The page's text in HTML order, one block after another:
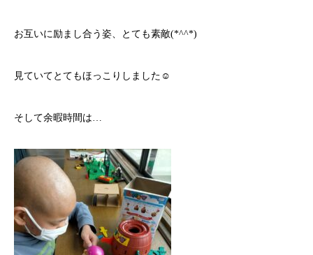
お互いに励まし合う姿、とても素敵(*^^*)
見ていてとてもほっこりしました☺
そして余暇時間は…